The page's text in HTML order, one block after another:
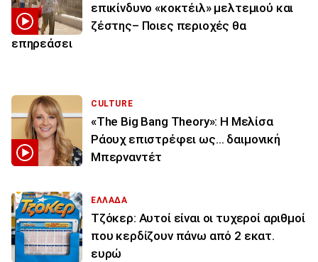
επικίνδυνο «κοκτέιλ» μελτεμιού και
ζέστης– Ποιες περιοχές θα
επηρεάσει
CULTURE
«The Big Bang Theory»: Η Μελίσα
Ράουχ επιστρέφει ως… δαιμονική
Μπερναντέτ
ΕΛΛΑΔΑ
Τζόκερ: Αυτοί είναι οι τυχεροί αριθμοί
που κερδίζουν πάνω από 2 εκατ.
ευρώ